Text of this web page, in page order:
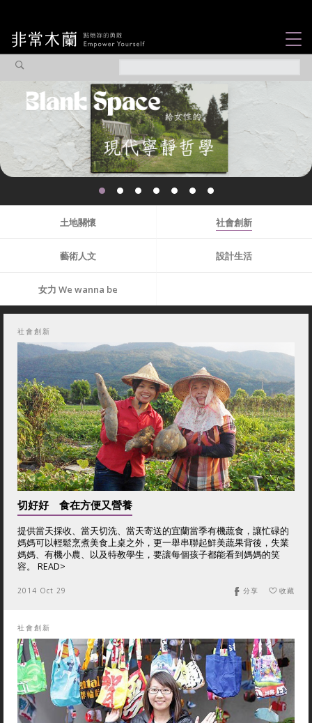
觀點專欄
焦點企劃
社會企業
認識我們
木蘭選片
土地關懷 社會創新
藝術人文 設計生活
女力 We wanna be
社會創新
切好好 食在方便又營養
提供當天採收、當天切洗、當天寄送的宜蘭當季有機蔬食，讓忙碌的
媽媽可以輕鬆烹煮美食上桌之外，更一舉串聯起鮮美蔬果背後，失業
媽媽、有機小農、以及特教學生，要讓每個孩子都能看到媽媽的笑
容。 READ>
2014 Oct 29 收藏
分享
社會創新